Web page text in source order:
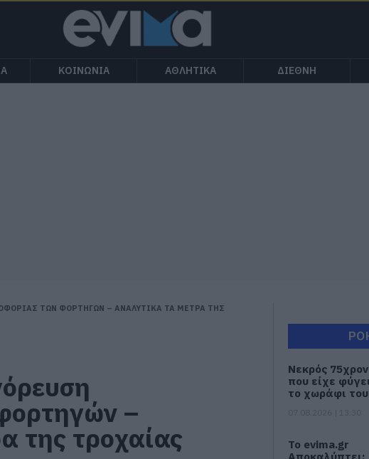
ΚΟΙΝΩΝΙΑ ΑΘΛΗΤΙΚΑ ΔΙΕΘΝΗ
ΤΩΝ ΦΟΡΤΗΓΩΝ – ΑΝΑΛΥΤΙΚΑ ΤΑ ΜΕΤΡΑ ΤΗΣ
–
της τροχαίας
Νεκρός
που είχε
το χωράφι του
Το evima.gr
Αποκαλύπτει: